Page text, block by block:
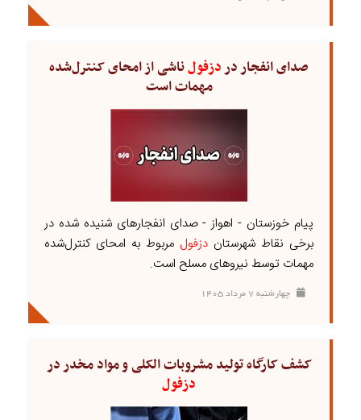
صدای انفجار دردزفولناشی از امحای کنترل‌شده
مهمات است
پیام خوزستان - اهواز - صدای انفجارهای شنیده شده در
برخی نقاط شهرستان دزفول مربوط به امحای کنترل‌شده
مهمات توسط نیروهای مسلح است.
چهارشنبه ۷ مرداد ۱۴۰۵
کشف کارگاه تولید مشروبات الکلی و مواد مخدر در
دزفول